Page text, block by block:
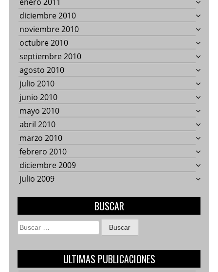
diciembre 2010
noviembre 2010
octubre 2010
septiembre 2010
agosto 2010
julio 2010
junio 2010
mayo 2010
abril 2010
marzo 2010
febrero 2010
diciembre 2009
julio 2009
BUSCAR
Buscar:
ULTIMAS PUBLICACIONES